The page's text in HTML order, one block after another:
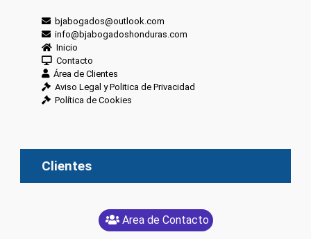
bjabogados@outlook.com
info@bjabogadoshonduras.com
Inicio
Contacto
Área de Clientes
Aviso Legal y Politica de Privacidad
Política de Cookies
Clientes
Area de Contacto